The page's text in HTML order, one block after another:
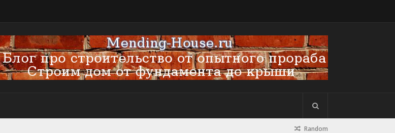
Random